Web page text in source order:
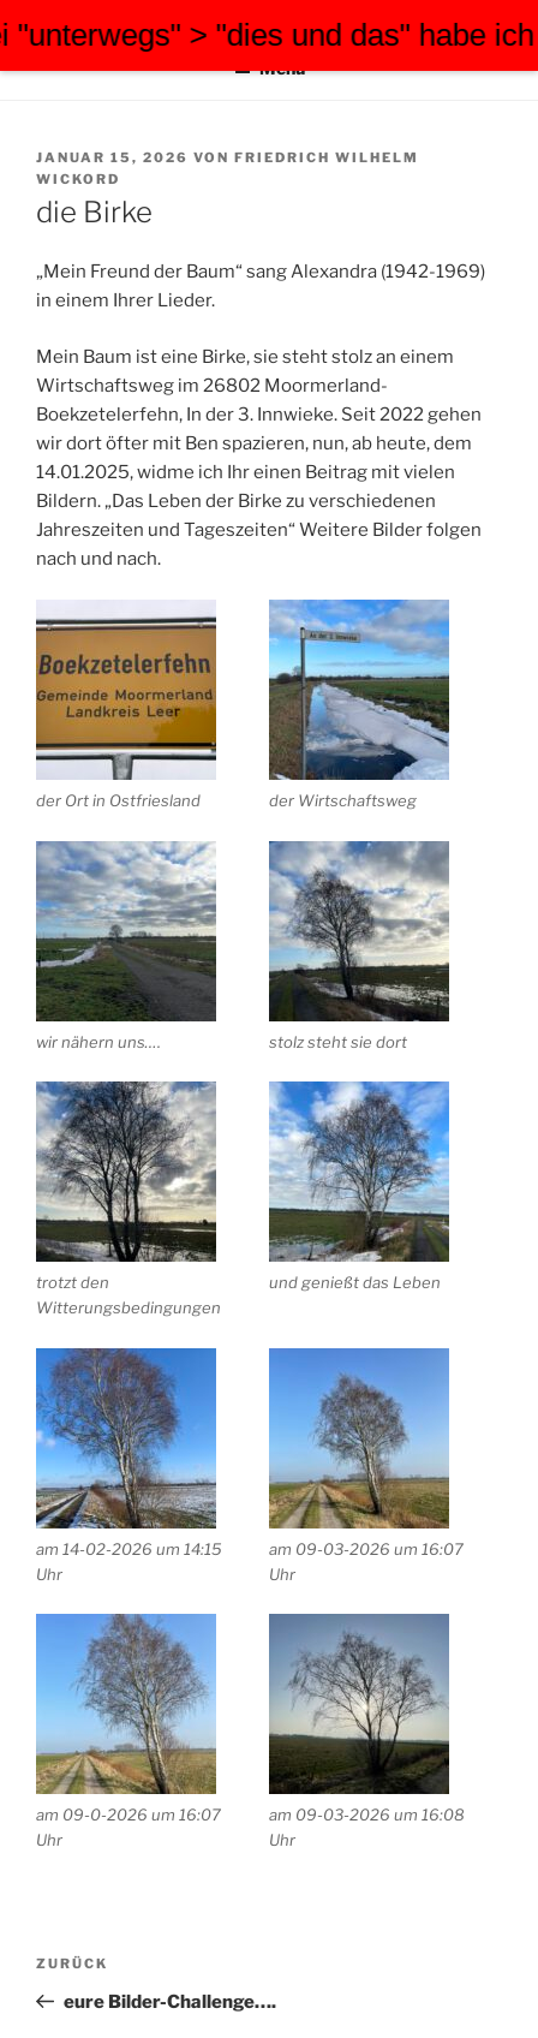
> "dies und das" habe ich
Inhalt
springen
FWW-FOTOGRAFIE
tauchen Sie ein in meine Welt
Menü
VERÖFFENTLICHT
AM
JANUAR 15, 2026 VON FRIEDRICH WILHELM
WICKORD
die Birke
„Mein Freund der Baum“ sang Alexandra (1942-1969)
in einem Ihrer Lieder.
Mein Baum ist eine Birke, sie steht stolz an einem
Wirtschaftsweg im 26802 Moormerland-
Boekzetelerfehn, In der 3. Innwieke. Seit 2022 gehen
wir dort öfter mit Ben spazieren, nun, ab heute, dem
14.01.2025, widme ich Ihr einen Beitrag mit vielen
Bildern. „Das Leben der Birke zu verschiedenen
Jahreszeiten und Tageszeiten“ Weitere Bilder folgen
nach und nach.
der Ort in Ostfriesland der Wirtschaftsweg
wir nähern uns…. stolz steht sie dort
trotzt den
Witterungsbedingungen
und genießt das Leben
am 14-02-2026 um 14:15
Uhr
am 09-03-2026 um 16:07
Uhr
am 09-0-2026 um 16:07
Uhr
am 09-03-2026 um 16:08
Uhr
Beitragsnavigation
Vorheriger
Beitrag
ZURÜCK
eure Bilder-Challenge….